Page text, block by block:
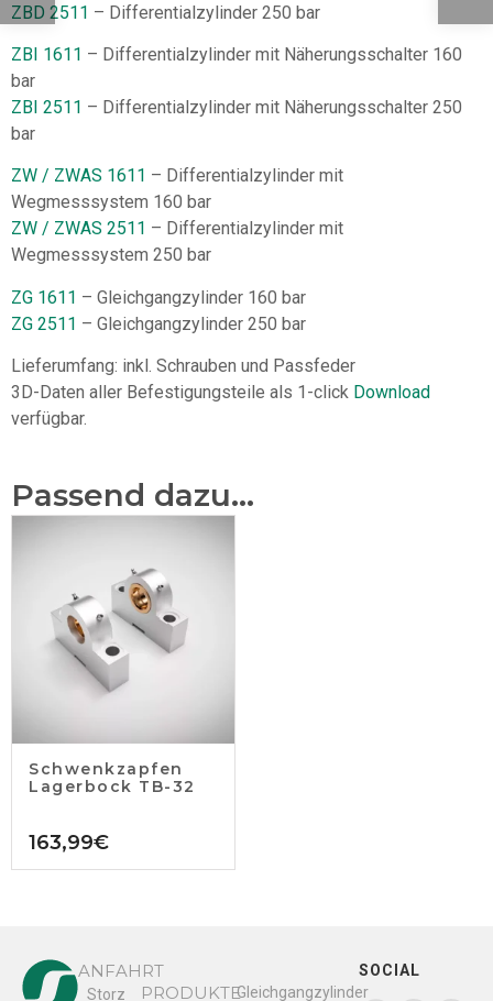
ZBD 2511 – Differentialzylinder 250 bar
ZBI 1611 – Differentialzylinder mit Näherungsschalter 160
bar
ZBI 2511 – Differentialzylinder mit Näherungsschalter 250
bar
ZW / ZWAS 1611 – Differentialzylinder mit
Wegmesssystem 160 bar
ZW / ZWAS 2511 – Differentialzylinder mit
Wegmesssystem 250 bar
ZG 1611 – Gleichgangzylinder 160 bar
ZG 2511 – Gleichgangzylinder 250 bar
Lieferumfang: inkl. Schrauben und Passfeder
3D-Daten aller Befestigungsteile als 1-click Download
verfügbar.
Passend dazu...
Schwenkzapfen
Lagerbock TB-32
163,99€
ANFAHRT
Storz PRODUKTEGleichgangzylinder
SOCIAL